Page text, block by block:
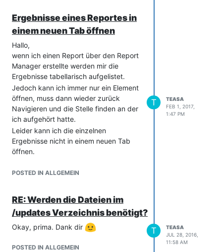
Die Übersichtsseite mehrfach zu öffnen
wäre eine Möglichkeit,
50 Objekten pro Seiten und unzählige
Seiten
PS: Wir nutzten i-doit 1.6.4 pro
Ergebnisse eines Reportes in
einem neuen Tab öffnen
Hallo,
wenn ich einen Report über den Report
Manager erstellte werden mir die
Ergebnisse tabellarisch aufgelistet.
Jedoch kann ich immer nur ein Element
öffnen, muss dann wieder zurück
Navigieren und die Stelle finden an der
ich aufgehört hatte.
Leider kann ich die einzelnen
Ergebnisse nicht in einem neuen Tab
öffnen.
doch in einem neuen Tab zu öffnen?
Konsole haue oder durch eins CSV-
Export mit URL
Vielen Dank!
POSTED IN ALLGEMEIN
T
TEASA
FEB 1, 2017,
1:47 PM
RE: Werden die Dateien im
/updates Verzeichnis benötigt?
Okay, prima. Dank dir
POSTED IN ALLGEMEIN
T
TEASA
JUL 28, 2016,
11:58 AM